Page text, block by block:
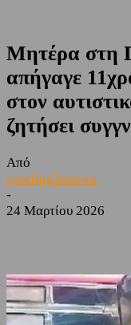
Μητέρα στη
απήγαγε
στον
ζητήσει
Από
sporting24news
-
24 Μαρτίου 2026